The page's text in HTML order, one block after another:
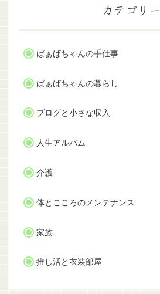
カテゴリー
ばぁばちゃんの手仕事
ばぁばちゃんの暮らし
ブログと小さな収入
人生アルバム
介護
体とこころのメンテナンス
家族
推し活と衣装部屋